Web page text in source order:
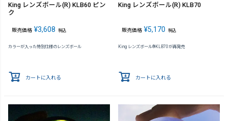
King レンズボール(R) KLB60 ピン
ク
販売価格 ¥3,608 税込
カラーが入った特別仕様のレンズボール
カートに入れる
King レンズボール(R) KLB70
販売価格 ¥5,170 税込
King レンズボール®KLB70が再発売
カートに入れる